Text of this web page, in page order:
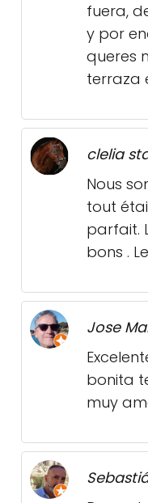
fuera,
y por
queres
terraza
clelia
Nous
tout
parfait.
bons .
Jose
bonita
muy